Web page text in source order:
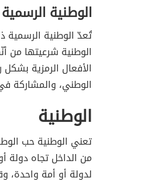
الوطنية الرسمية
تُعدّ الوطنية
الوطنية شرعيتها من
الأفعال الرمزية
الوطني، والمشاركة
الوطنية
تعني الوطنية حب
من الداخل تجاه دولة